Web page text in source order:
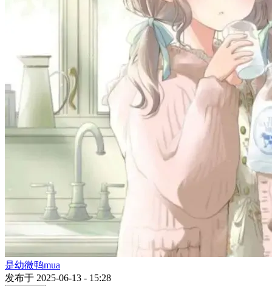
是幼微鸭mua
发布于 2025-06-13 - 15:28